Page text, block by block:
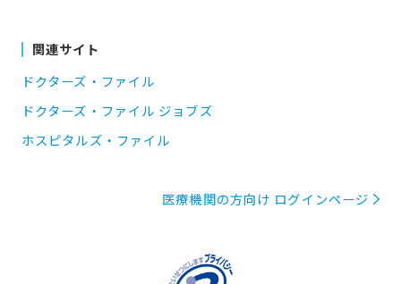
関連サイト
ドクターズ・ファイル
ドクターズ・ファイル ジョブズ
ホスピタルズ・ファイル
医療機関の方向け ログインページ